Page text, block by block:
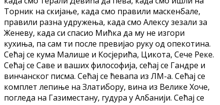
Торник на скијање, када смо правили маскенбале,
правили разна удружења, када смо Алексу зезали за
Женеву, када си спасио Мићка да му не изгори
кухиња, па сам ти после превијао руку од опекотина.
Сећај се кума Малише и Косјерића, Цикота, Сече Реке.
Сећај се Саве и ваших философија, сећај се Гандре и
винчанског писма. Сећај се ћевапа из ЛМ-а. Сећај се
комплет лепиње на Златибору, вина из Велике Хоче,
погледа на Газиместану, гудура у Албанији. Сећај се